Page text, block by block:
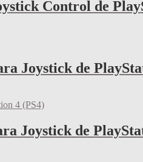
Control de
Joystick de
Joystick de